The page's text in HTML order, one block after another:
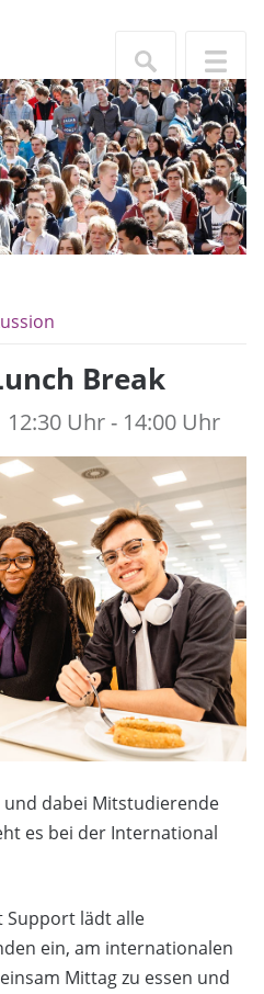
Break
Uhr - 14:00 Uhr
und dabei Mitstudierende
es bei der International
Support lädt alle
ein, am internationalen
Mittag zu essen und